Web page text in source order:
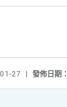
發佈日期：
27 |